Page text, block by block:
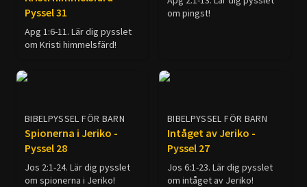
Pyssel 31
Apg 1:6-11. Lär dig pysslet
om Kristi himmelsfärd!
om pingst!
BIBELPYSSEL FÖR BARN
Spionerna i Jeriko -
Pyssel 28
Jos 2:1-24. Lär dig pysslet
om spionerna i Jeriko!
BIBELPYSSEL FÖR BARN
Intåget av Jeriko -
Pyssel 27
Jos 6:1-23. Lär dig pysslet
om intåget av Jeriko!